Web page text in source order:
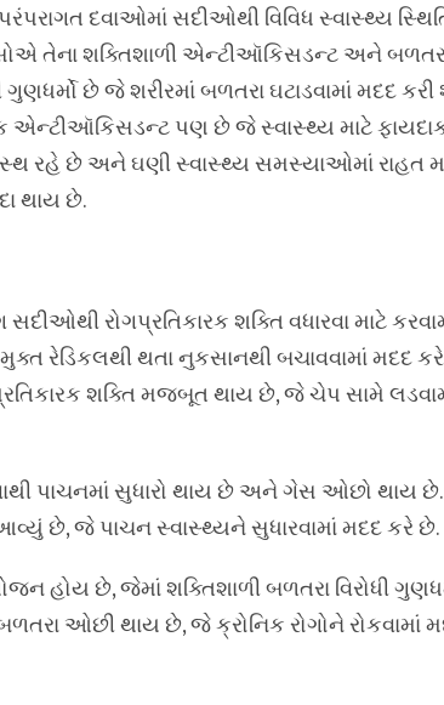
દવાઓમાં સદીઓથી વિવિધ સ્વાસ્થ્ય
તેના શક્તિશાળી એન્ટીઑકિસડન્ટ અને બળતરા
ગુણધર્મો છે જે શરીરમાં બળતરા ઘટાડવામાં મદદ
એન્ટીઑકિસડન્ટ પણ છે જે સ્વાસ્થ્ય માટે
રહે છે અને ઘણી સ્વાસ્થ્ય સમસ્યાઓમાં રાહત
થાય છે.
રોગપ્રતિકારક શક્તિ વધારવા માટે
રેડિકલથી થતા નુકસાનથી બચાવવામાં મદદ
શક્તિ મજબૂત થાય છે, જે ચેપ સામે
પાચનમાં સુધારો થાય છે અને ગેસ ઓછો થાય
આવ્યું છે, જે પાચન સ્વાસ્થ્યને સુધારવામાં મદદ કરે છે.
હોય છે, જેમાં શક્તિશાળી બળતરા વિરોધી
ઓછી થાય છે, જે ક્રોનિક રોગોને રોકવામાં